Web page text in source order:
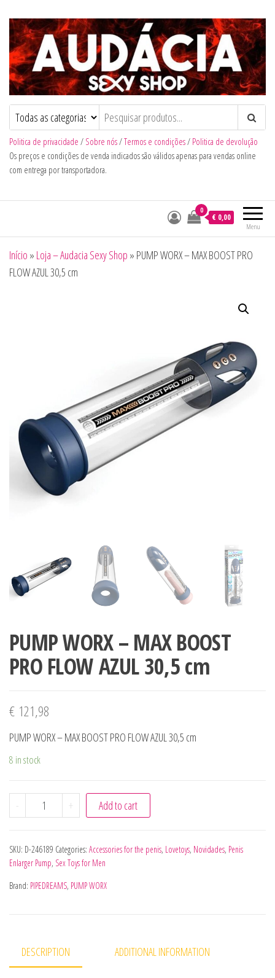
Audacia Sexy Shop
Politica de privacidade / Sobre nós/Termos e condições/ Politica de devolução
Os preços e condições de venda indicados são válidos apenas para vendas online
com entrega por transportadora.
Menu
0
€ 0,00
Início » Loja – Audacia Sexy Shop » PUMP WORX – MAX BOOST PRO
FLOW AZUL 30,5 cm
PUMP WORX – MAX BOOST
PRO FLOW AZUL 30,5 cm
€ 121,98
PUMP WORX – MAX BOOST PRO FLOW AZUL 30,5 cm
8 in stock
- PUMP WORX - MAX BOOST PRO FLOW AZUL 30,5 cm
+ Add to cart
SKU: D-246189 Categories: Accessories for the penis, Lovetoys, Novidades, Penis
Enlarger Pump, Sex Toys for Men
Brand: PIPEDREAMS, PUMP WORX
DESCRIPTION ADDITIONAL INFORMATION